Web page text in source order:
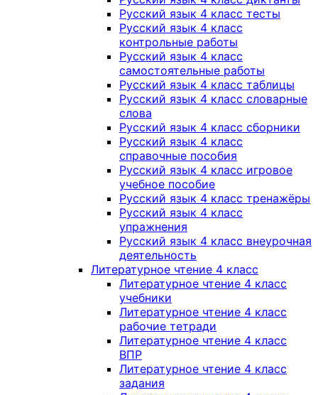
Русский язык 4 класс тесты
Русский язык 4 класс
контрольные работы
Русский язык 4 класс
самостоятельные работы
Русский язык 4 класс таблицы
Русский язык 4 класс словарные
слова
Русский язык 4 класс сборники
Русский язык 4 класс
справочные пособия
Русский язык 4 класс игровое
учебное пособие
Русский язык 4 класс тренажёры
Русский язык 4 класс
упражнения
Русский язык 4 класс внеурочная
деятельность
Литературное чтение 4 класс
Литературное чтение 4 класс
учебники
Литературное чтение 4 класс
рабочие тетради
Литературное чтение 4 класс
ВПР
Литературное чтение 4 класс
задания